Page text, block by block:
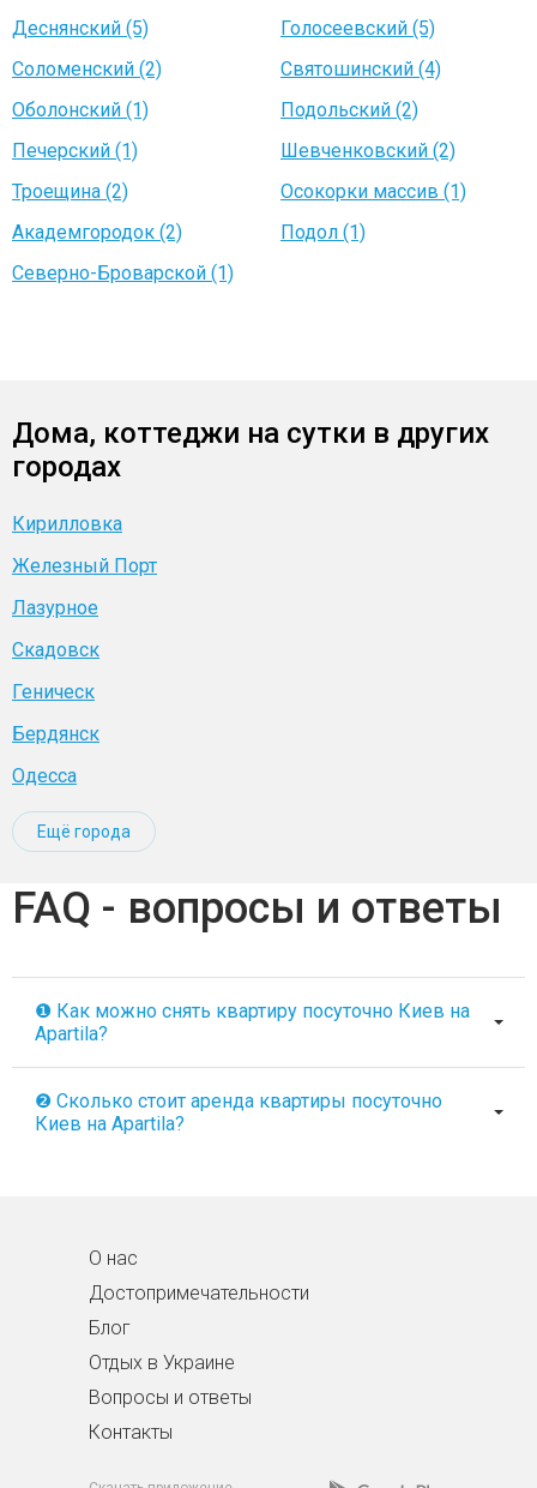
Деснянский (5)
Голосеевский (5)
Соломенский (2)
Святошинский (4)
Оболонский (1)
Подольский (2)
Печерский (1)
Шевченковский (2)
Троещина (2)
Осокорки массив (1)
Академгородок (2)
Подол (1)
Северно-Броварской (1)
Дома, коттеджи на сутки в других
городах
Кирилловка
Железный Порт
Лазурное
Скадовск
Геническ
Бердянск
Одесса
Ещё города
FAQ - вопросы и ответы
❶ Как можно снять квартиру посуточно Киев на
Apartila?
❷ Сколько стоит аренда квартиры посуточно
Киев на Apartila?
О нас
Достопримечательности
Блог
Отдых в Украине
Вопросы и ответы
Контакты